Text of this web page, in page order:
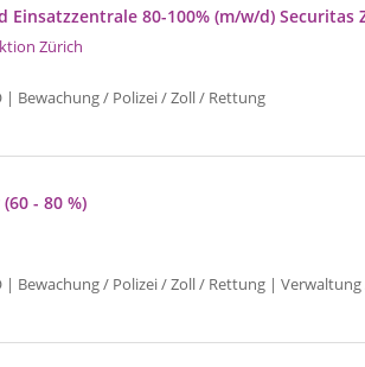
80-100% (m/w/d) Securitas
Zürich
Bewachung / Polizei / Zoll / Rettung
- 80 %)
Bewachung / Polizei / Zoll / Rettung | Verwaltung